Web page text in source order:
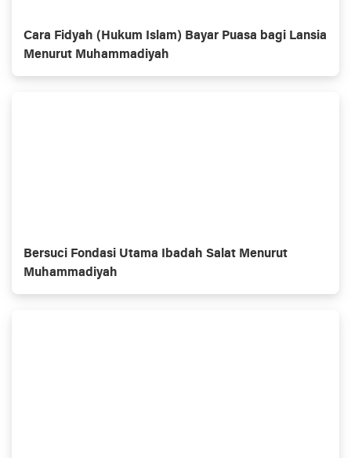
Cara Fidyah (Hukum Islam) Bayar Puasa bagi Lansia
Menurut Muhammadiyah
Bersuci Fondasi Utama Ibadah Salat Menurut
Muhammadiyah